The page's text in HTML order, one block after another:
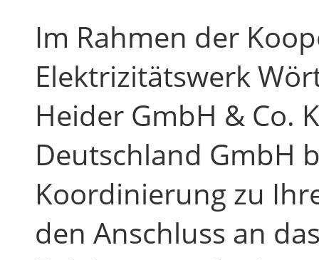
Im Rahmen der
Elektrizitätswerk
Heider GmbH & Co.
Deutschland GmbH
Koordinierung zu
den Anschluss an